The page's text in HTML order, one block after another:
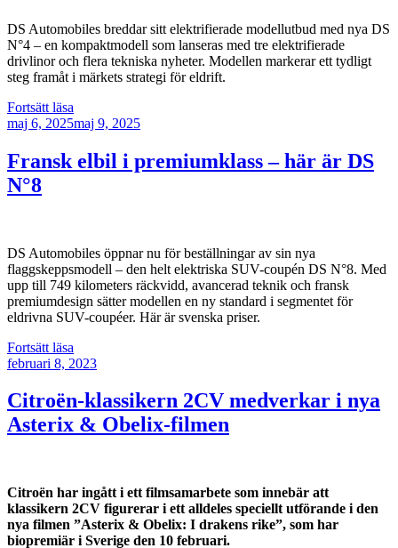
DS Automobiles breddar sitt elektrifierade modellutbud med nya DS
N°4 – en kompaktmodell som lanseras med tre elektrifierade
drivlinor och flera tekniska nyheter. Modellen markerar ett tydligt
steg framåt i märkets strategi för eldrift.
Fortsätt läsa
N°4
elektrifierad
premiummodell
Publicerat
maj 6, 2025maj 9, 2025
Fransk elbil i premiumklass – här är DS
N°8
DS Automobiles öppnar nu för beställningar av sin nya
flaggskeppsmodell – den helt elektriska SUV-coupén DS N°8. Med
upp till 749 kilometers räckvidd, avancerad teknik och fransk
premiumdesign sätter modellen en ny standard i segmentet för
eldrivna SUV-coupéer. Här är svenska priser.
Fortsätt läsa
elbil
premiumklass
–
här
Publicerat
februari 8, 2023
Citroën-klassikern 2CV medverkar i nya
Asterix & Obelix-filmen
Citroën har ingått i ett filmsamarbete som innebär att
klassikern 2CV figurerar i ett alldeles speciellt utförande i den
nya filmen ”Asterix & Obelix: I drakens rike”, som har
biopremiär i Sverige den 10 februari.